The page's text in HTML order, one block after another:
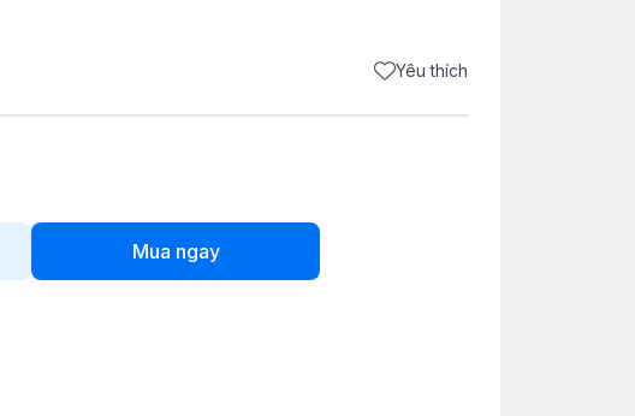
Yêu thích
Mua ngay